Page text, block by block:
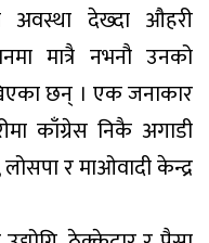
देख्दा औहरी
मात्रै नभनौ उनको
छन् । एक जनाकार
काँग्रेस निकै अगाडी
र माओवादी केन्द्र